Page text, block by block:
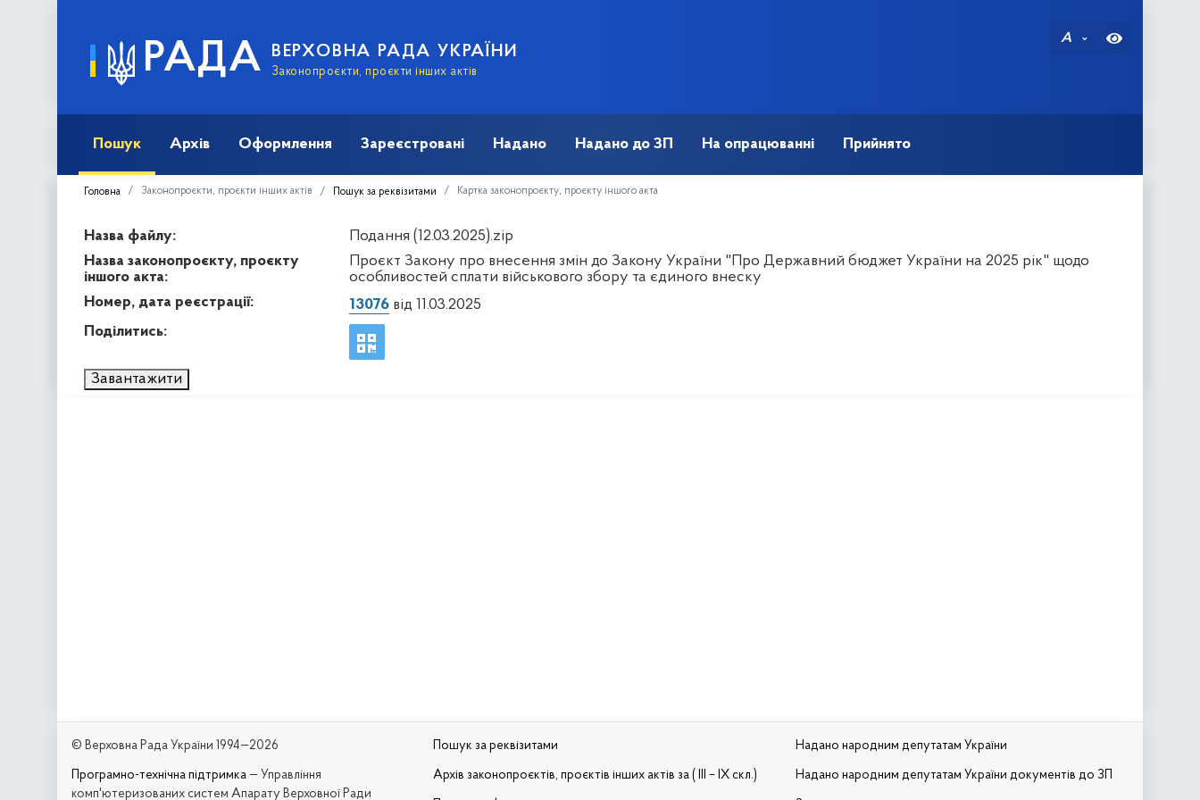
РАДА ВЕРХОВНА РАДА УКРАЇНИ
Законопроєкти, проєкти інших актів
A
Пошук Архів Оформлення Зареєстровані Надано Надано до ЗП На опрацюванні Прийнято
Головна Законопроєкти, проєкти інших актів Пошук за реквізитами Картка законопроєкту, проєкту іншого акта
Назва файлу:
Подання (12.03.2025).zip
Назва законопроєкту, проєкту
іншого акта:
Проєкт Закону про внесення змін до Закону України "Про Державний бюджет України на 2025 рік" щодо
особливостей сплати військового збору та єдиного внеску
Номер, дата реєстрації:
13076від 11.03.2025
Поділитись:
Завантажити
© Верховна Рада України 1994—2026
Програмно-технічна підтримка — Управління
комп'ютеризованих систем Апарату Верховної Ради
Пошук за реквізитами
Архів законопроєктів, проєктів інших актів за ( III – IX скл.)
Надано народним депутатам України
Надано народним депутатам України документів до ЗП